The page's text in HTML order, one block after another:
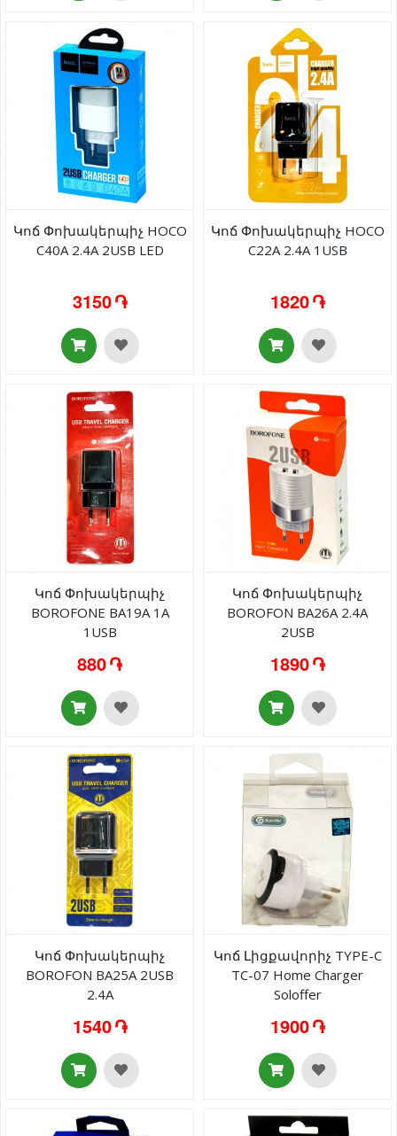
Կոճ Փոխակերպիչ HOCO
C40A 2.4A 2USB LED
3150 ֏
Կոճ Փոխակերպիչ HOCO
C22A 2.4A 1USB
1820 ֏
Կոճ Փոխակերպիչ
BOROFONE BA19A 1A
1USB
880 ֏
Կոճ Փոխակերպիչ
BOROFON BA26A 2.4A
2USB
1890 ֏
Կոճ Փոխակերպիչ
BOROFON BA25A 2USB
2.4A
1540 ֏
Կոճ Լիցքավորիչ TYPE-C
TC-07 Home Charger
Soloffer
1900 ֏